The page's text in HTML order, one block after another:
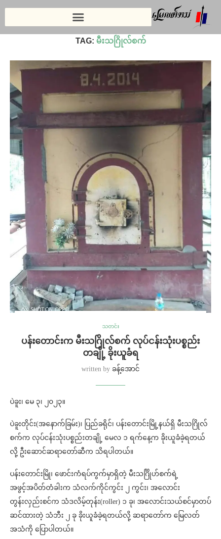
မီးသဂြိုလ်စက်
TAG: မီးသဂြိုလ်စက်
သတင်း
ပန်းတောင်းက မီးသဂြိုလ်စက် လုပ်ငန်းသုံးပစ္စည်း
တချို့ ခိုးယူခံရ
written by ခန့်အောင်
ပဲခူး၊ မေ ၃၊ ၂၀၂၃။
ပဲခူးတိုင်း(အနောက်ခြမ်း)၊ ပြည်ခရိုင်၊ ပန်းတောင်းမြို့နယ်ရှိ မီးသဂြိုလ်
စက်က လုပ်ငန်းသုံးပစ္စည်းတချို့ မေလ ၁ ရက်နေ့က ခိုးယူခံခဲ့ရတယ်
လို့ ဦးဆောင်ဆရာတော်ဆီက သိရပါတယ်။
ပန်းတောင်းမြို၊ ဖောင်းကံရပ်ကွက်မှာရှိတဲ့ မီးသင်္ဂြိုဟ်စက်ရဲ့
အဖွင့်အပိတ်တံခါးက သံလက်ကိုင်ကွင်း ၂ ကွင်း၊ အလောင်း
တွန်းလှည်းစင်က သံဒလိမ့်တုန်း(roller) ၁ ခု၊ အလောင်းသယ်စင်မှာတပ်
ဆင်ထားတဲ့ သံဘီး ၂ ခု ခိုးယူခံခဲ့ရတယ်လို့ ဆရာတော်က မြေလတ်
အသံကို ပြောပါတယ်။